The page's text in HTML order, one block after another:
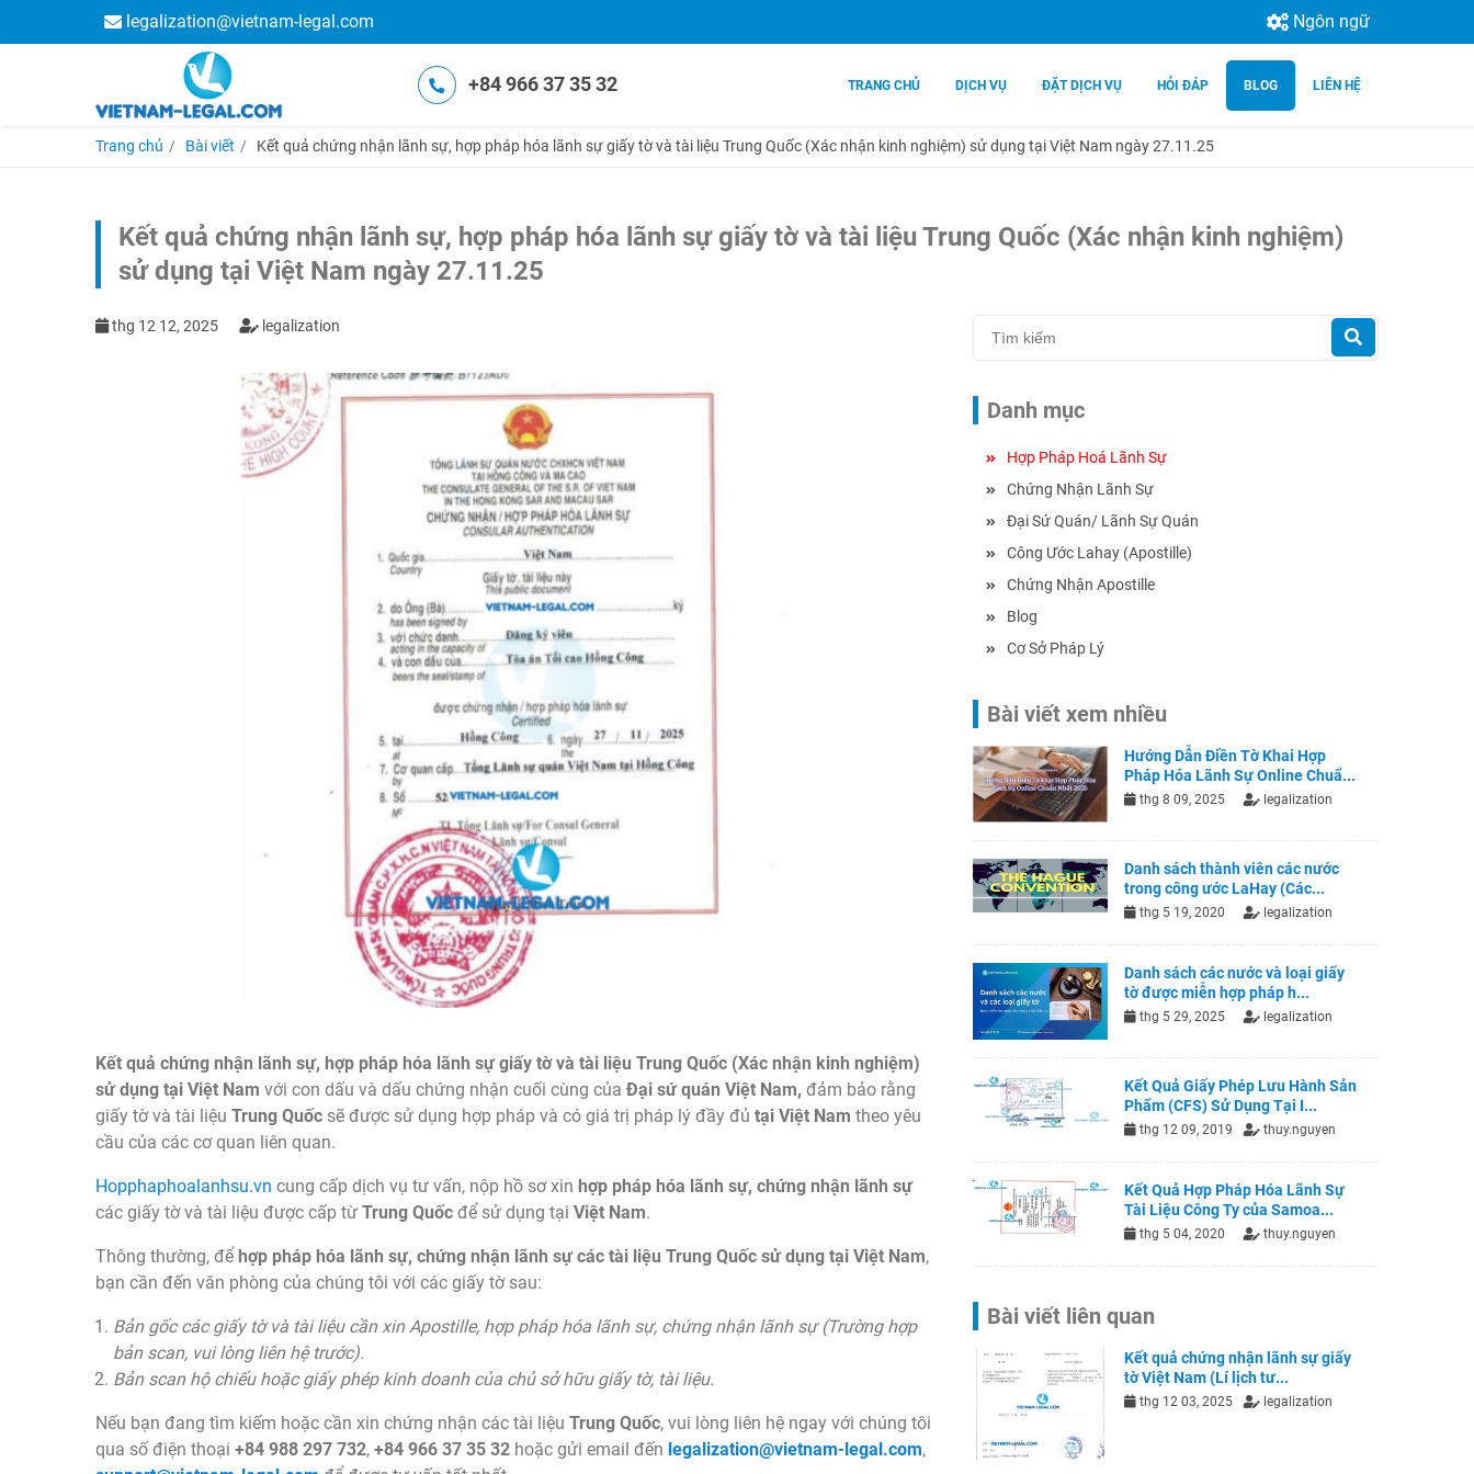
legalization@vietnam-legal.com Ngôn ngữ
+84 966 37 35 32 TRANG CHỦ DỊCH VỤ ĐẶT DỊCH VỤ HỎI ĐÁP BLOG LIÊN HỆ
Trang chủ Bài viết Kết quả chứng nhận lãnh sự, hợp pháp hóa lãnh sự giấy tờ và tài liệu Trung Quốc (Xác nhận kinh nghiệm) sử dụng tại Việt Nam ngày 27.11.25
Kết quả chứng nhận lãnh sự, hợp pháp hóa lãnh sự giấy tờ và tài liệu Trung Quốc (Xác nhận kinh nghiệm)
sử dụng tại Việt Nam ngày 27.11.25
thg 12 12, 2025 legalization
Kết quả chứng nhận lãnh sự, hợp pháp hóa lãnh sự giấy tờ và tài liệu Trung Quốc (Xác nhận kinh nghiệm)
sử dụng tại Việt Nam với con dấu và dấu chứng nhận cuối cùng của Đại sứ quán Việt Nam, đảm bảo rằng
giấy tờ và tài liệu Trung Quốc sẽ được sử dụng hợp pháp và có giá trị pháp lý đầy đủ tại Việt Nam theo yêu
cầu của các cơ quan liên quan.
Hopphaphoalanhsu.vn cung cấp dịch vụ tư vấn, nộp hồ sơ xin hợp pháp hóa lãnh sự, chứng nhận lãnh sự
các giấy tờ và tài liệu được cấp từ Trung Quốc để sử dụng tại Việt Nam.
Thông thường, để hợp pháp hóa lãnh sự, chứng nhận lãnh sự các tài liệu Trung Quốc sử dụng tại Việt Nam,
bạn cần đến văn phòng của chúng tôi với các giấy tờ sau:
Bản gốc các giấy tờ và tài liệu cần xin Apostille, hợp pháp hóa lãnh sự, chứng nhận lãnh sự (Trường hợp
bản scan, vui lòng liên hệ trước).
Bản scan hộ chiếu hoặc giấy phép kinh doanh của chủ sở hữu giấy tờ, tài liệu.
Nếu bạn đang tìm kiếm hoặc cần xin chứng nhận các tài liệu Trung Quốc, vui lòng liên hệ ngay với chúng tôi
qua số điện thoại +84 988 297 732, +84 966 37 35 32 hoặc gửi email đến legalization@vietnam-legal.com,
Danh mục
Hợp Pháp Hoá Lãnh Sự
Chứng Nhận Lãnh Sự
Đại Sứ Quán/ Lãnh Sự Quán
Công Ước Lahay (Apostille)
Chứng Nhận Apostille
Blog
Cơ Sở Pháp Lý
Bài viết xem nhiều
Hướng Dẫn Điền Tờ Khai Hợp
Pháp Hóa Lãnh Sự Online Chuẩ...
thg 8 09, 2025 legalization
Danh sách thành viên các nước
trong công ước LaHay (Các...
thg 5 19, 2020 legalization
Danh sách các nước và loại giấy
tờ được miễn hợp pháp h...
thg 5 29, 2025 legalization
Kết Quả Giấy Phép Lưu Hành Sản
Phẩm (CFS) Sử Dụng Tại I...
thg 12 09, 2019 thuy.nguyen
Kết Quả Hợp Pháp Hóa Lãnh Sự
Tài Liệu Công Ty của Samoa...
thg 5 04, 2020 thuy.nguyen
Bài viết liên quan
Kết quả chứng nhận lãnh sự giấy
tờ Việt Nam (Lí lịch tư...
thg 12 03, 2025 legalization